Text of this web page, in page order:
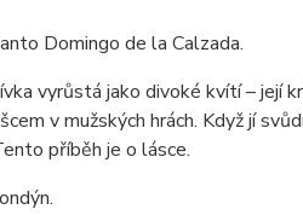
Domingo de la Calzada.
vyrůstá jako divoké kvítí – její
v mužských hrách. Když jí
příběh je o lásce.